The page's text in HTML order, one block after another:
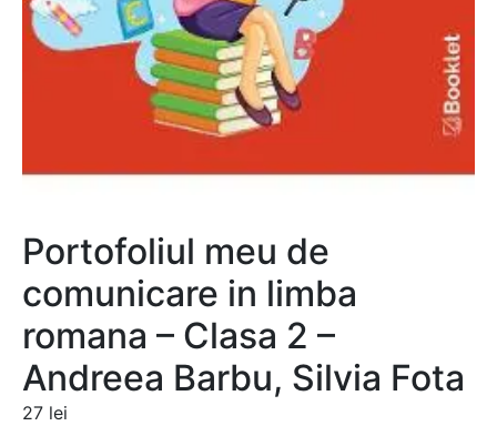
Portofoliul meu de
comunicare in limba
romana – Clasa 2 –
Andreea Barbu, Silvia Fota
27 lei